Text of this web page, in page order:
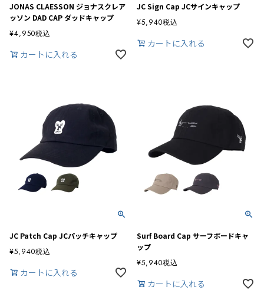
JONAS CLAESSON ジョナスクレア
ッソン DAD CAP ダッドキャップ
¥4,950税込
カートに入れる
JC Sign Cap JCサインキャップ
¥5,940税込
カートに入れる
JC Patch Cap JCパッチキャップ
¥5,940税込
カートに入れる
Surf Board Cap サーフボードキャ
ップ
¥5,940税込
カートに入れる